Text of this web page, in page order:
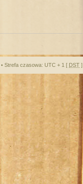
• Strefa czasowa: UTC + 1 [ DST ]